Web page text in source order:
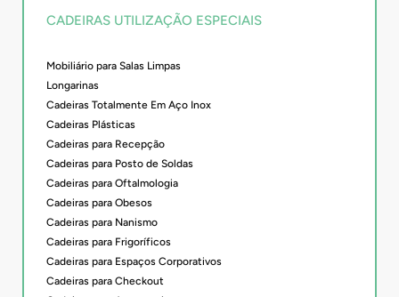
CADEIRAS UTILIZAÇÃO ESPECIAIS
Mobiliário para Salas Limpas
Longarinas
Cadeiras Totalmente Em Aço Inox
Cadeiras Plásticas
Cadeiras para Recepção
Cadeiras para Posto de Soldas
Cadeiras para Oftalmologia
Cadeiras para Obesos
Cadeiras para Nanismo
Cadeiras para Frigoríficos
Cadeiras para Espaços Corporativos
Cadeiras para Checkout